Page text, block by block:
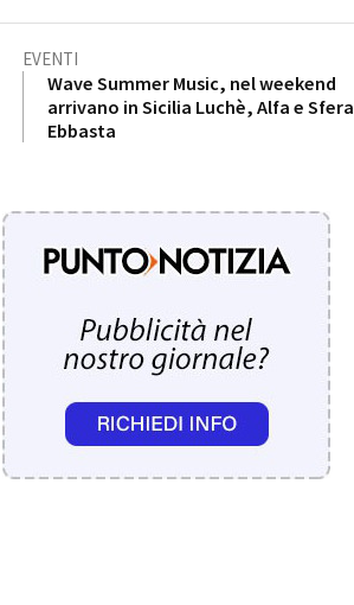
EVENTI
Wave Summer Music, nel weekend
arrivano in Sicilia Luchè, Alfa e Sfera
Ebbasta